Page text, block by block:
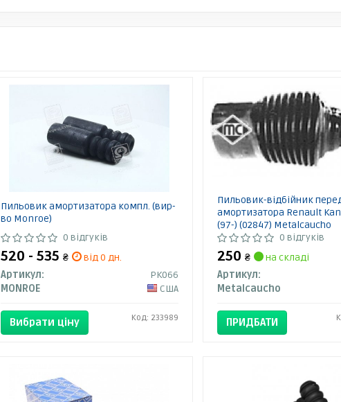
Пильовик амортизатора компл. (вир-
во Monroe)
0 відгуків
520 - 535 ₴
від 0 дн.
Артикул:
PK066
MONROE
США
Вибрати ціну Код: 233989
Пильовик-відбійник
амортизатора Renault
(97-) (02847) Metalcaucho
0 відгуків
250 ₴
на складі
Артикул:
Metalcaucho
ПРИДБАТИ